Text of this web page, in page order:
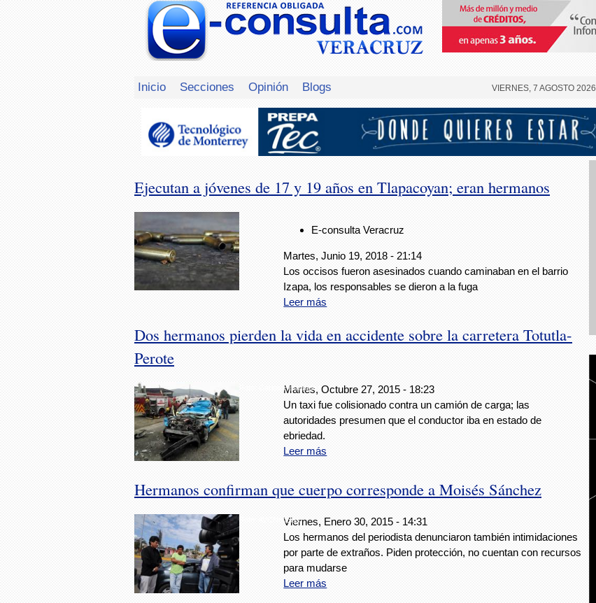
Inicio Secciones Opinión Blogs VIERNES, 7 AGOSTO 2026
Ejecutan a jóvenes de 17 y 19 años en Tlapacoyan; eran hermanos
E-consulta Veracruz
Martes, Junio 19, 2018 - 21:14
Los occisos fueron asesinados cuando caminaban en el barrio
Izapa, los responsables se dieron a la fuga
Leer más
Dos hermanos pierden la vida en accidente sobre la carretera Totutla-
Perote
Foto: Carlos HernándezMartes, Octubre 27, 2015 - 18:23
Un taxi fue colisionado contra un camión de carga; las
autoridades presumen que el conductor iba en estado de
ebriedad.
Leer más
Hermanos confirman que cuerpo corresponde a Moisés Sánchez
Foto: AVCNoticiasViernes, Enero 30, 2015 - 14:31
Los hermanos del periodista denunciaron también intimidaciones
por parte de extraños. Piden protección, no cuentan con recursos
para mudarse
Leer más